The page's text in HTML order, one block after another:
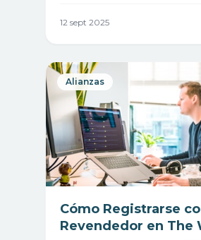
12 sept 2025
Alianzas
Cómo Registrarse
Revendedor en The